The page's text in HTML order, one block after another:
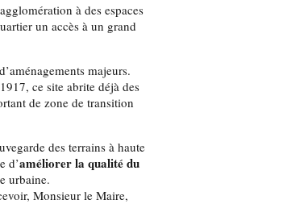
à des espaces
un accès à un grand
majeurs.
ce site abrite déjà des
de zone de transition
des terrains à haute
d’améliorer la qualité du
urbaine.
Monsieur le Maire,